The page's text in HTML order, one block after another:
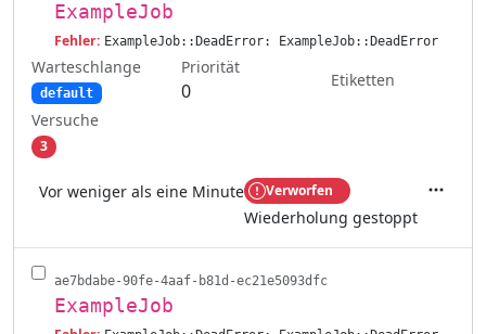
ExampleJob
Fehler: ExampleJob::DeadError: ExampleJob::DeadError
Warteschlange
default
Priorität
0
Etiketten
Versuche
3
Vor weniger als eine Minute Verworfen
Wiederholung gestoppt
ae7bdabe-90fe-4aaf-b81d-ec21e5093dfc
ExampleJob